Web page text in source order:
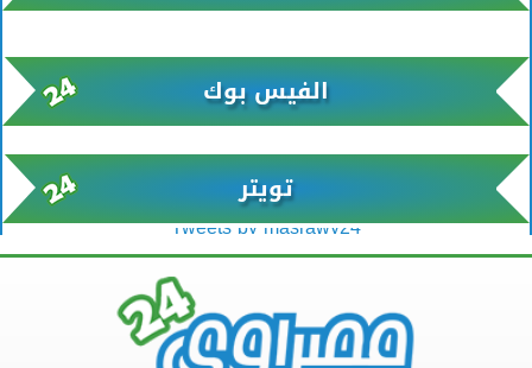
الفيس بوك
تويتر
Tweets by masrawy24